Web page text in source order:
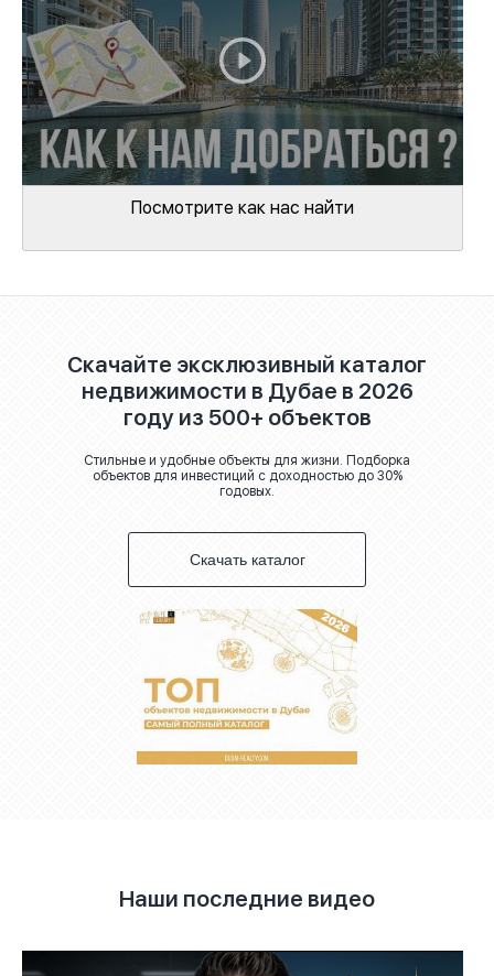
Посмотрите как нас найти
Скачайте эксклюзивный каталог
недвижимости в Дубае в 2026
году из 500+ объектов
Стильные и удобные объекты для жизни. Подборка
объектов для инвестиций с доходностью до 30%
годовых.
Скачать каталог
Наши последние видео